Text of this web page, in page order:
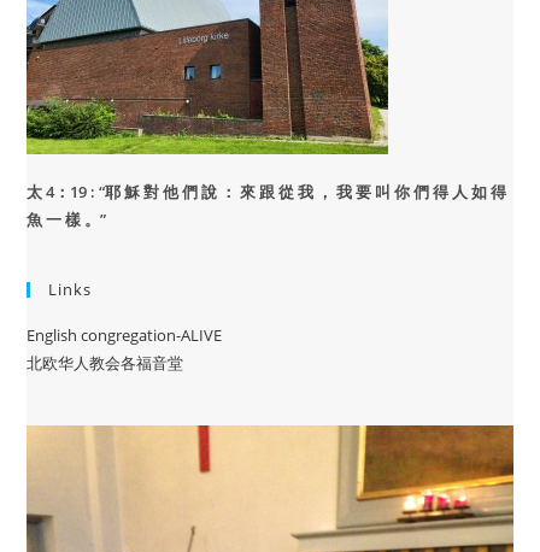
太 4：19 : “耶 穌 對 他 們 說 ： 來 跟 從 我 ， 我 要 叫 你 們 得 人 如 得
魚 一 樣 。”
Links
English congregation-ALIVE
北欧华人教会各福音堂